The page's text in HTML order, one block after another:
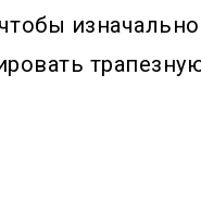
изначально